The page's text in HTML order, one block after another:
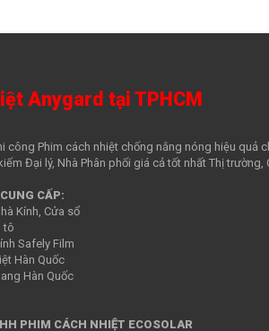
Anygard tại TPHCM
công Phim cách nhiệt chống nắng nóng hiệu quả
Đại lý, Nhà Phân phối giá cả tốt nhất Thị trường,
CẤP:
Kính, Cửa sổ
tô
Safely Film
Hàn Quốc
Hàn Quốc
PHIM CÁCH NHIỆT ECOSOLAR